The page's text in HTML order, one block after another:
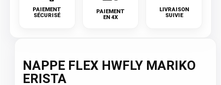
PAIEMENT
SÉCURISÉ
PAIEMENT
EN 4X
LIVRAISON
SUIVIE
NAPPE FLEX HWFLY MARIKO
ERISTA